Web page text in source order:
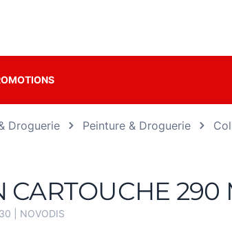
Droguerie Peinture & Droguerie
CARTOUCHE 290
NOVODIS